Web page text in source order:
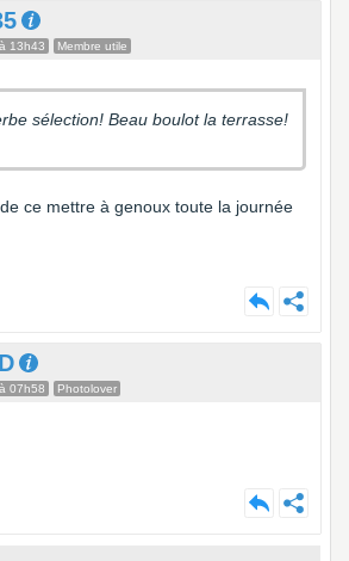
13h43 Membre utile
sélection! Beau boulot la terrasse!
ce mettre à genoux toute la journée
07h58 Photolover